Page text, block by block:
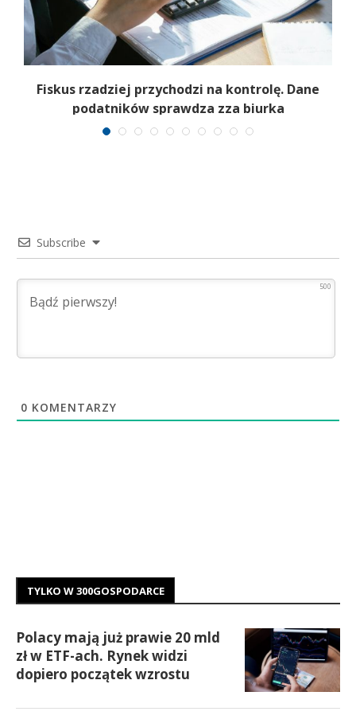
Fiskus rzadziej przychodzi na kontrolę. Dane
podatników sprawdza zza biurka
Subscribe
500
0 KOMENTARZY
TYLKO W 300GOSPODARCE
Polacy mają już prawie 20 mld
zł w ETF-ach. Rynek widzi
dopiero początek wzrostu